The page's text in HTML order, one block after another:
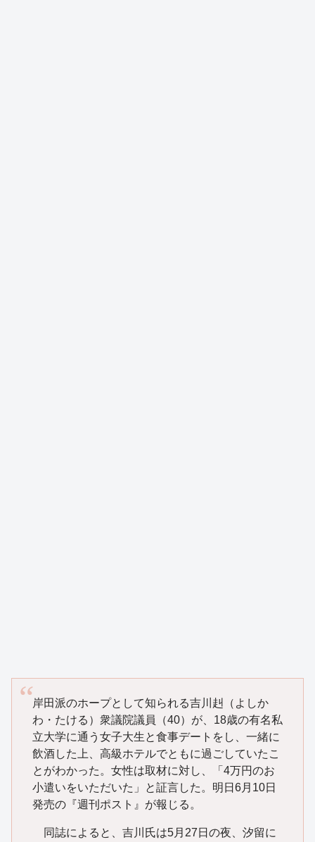
岸田派のホープとして知られる吉川赳（よしか
わ・たける）衆議院議員（40）が、18歳の有名私
立大学に通う女子大生と食事デートをし、一緒に
飲酒した上、高級ホテルでともに過ごしていたこ
とがわかった。女性は取材に対し、「4万円のお
小遣いをいただいた」と証言した。明日6月10日
発売の『週刊ポスト』が報じる。
同誌によると、吉川氏は5月27日の夜、汐留に